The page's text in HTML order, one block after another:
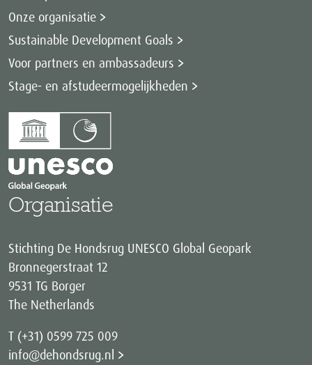
Onze organisatie
Sustainable Development Goals
Voor partners en ambassadeurs
Stage- en afstudeermogelijkheden
Organisatie
Stichting De Hondsrug UNESCO Global Geopark
Bronnegerstraat 12
9531 TG Borger
The Netherlands
T (+31) 0599 725 009
info@dehondsrug.nl